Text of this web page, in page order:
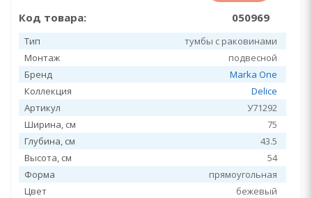
Код товара: 050969
Тип
тумбы с раковинами
Монтаж
подвесной
Бренд
Marka One
Коллекция
Delice
Артикул
У71292
Ширина, см
75
Глубина, см
43.5
Высота, см
54
Форма
прямоугольная
Цвет
бежевый